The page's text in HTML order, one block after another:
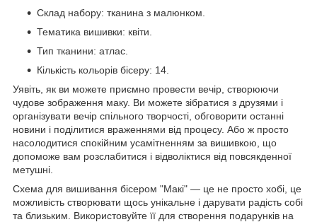
Склад набору: тканина з малюнком.
Тематика вишивки: квіти.
Тип тканини: атлас.
Кількість кольорів бісеру: 14.
Уявіть, як ви можете приємно провести вечір, створюючи
чудове зображення маку. Ви можете зібратися з друзями і
організувати вечір спільного творчості, обговорити останні
новини і поділитися враженнями від процесу. Або ж просто
насолодитися спокійним усамітненням за вишивкою, що
допоможе вам розслабитися і відволіктися від повсякденної
метушні.
Схема для вишивання бісером "Макі" — це не просто хобі, це
можливість створювати щось унікальне і дарувати радість собі
та близьким. Використовуйте її для створення подарунків на